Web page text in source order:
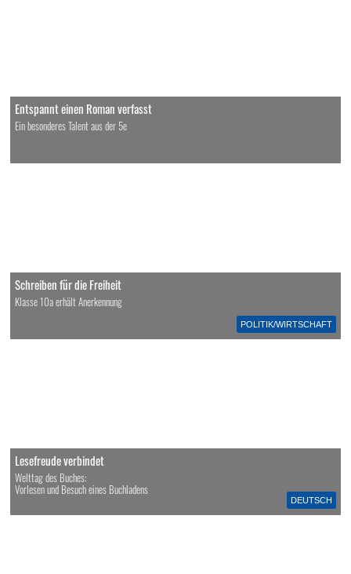
Entspannt einen Roman verfasst
Ein besonderes Talent aus der 5e
POLITIK/WIRTSCHAFT
Schreiben für die Freiheit
Klasse 10a erhält Anerkennung
DEUTSCH
Lesefreude verbindet
Welttag des Buches:
Vorlesen und Besuch eines Buchladens